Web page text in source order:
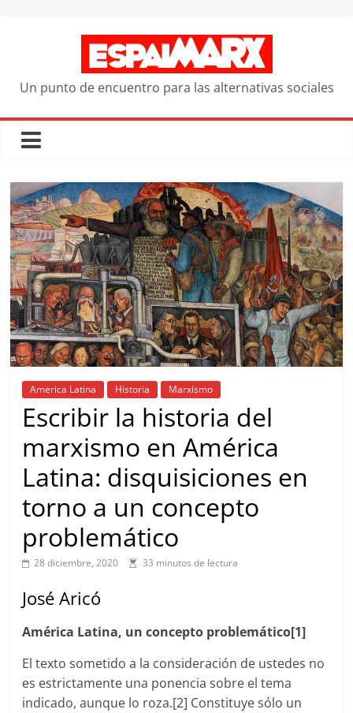
Un punto de encuentro para las alternativas sociales
America Latina Historia Marxismo
Escribir la historia del
marxismo en América
Latina: disquisiciones en
torno a un concepto
problemático
28 diciembre, 2020 33 minutos de lectura
José Aricó
América Latina, un concepto problemático[1]
El texto sometido a la consideración de ustedes no
es estrictamente una ponencia sobre el tema
indicado, aunque lo roza.[2] Constituye sólo un